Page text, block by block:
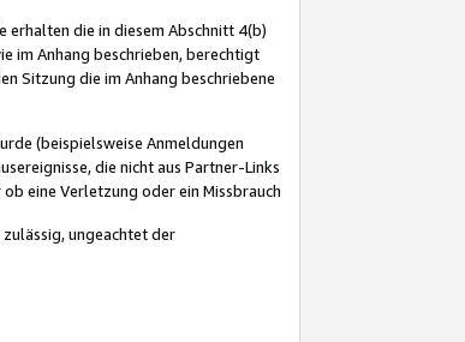
erhalten die in diesem Abschnitt 4(b)
im Anhang beschrieben, berechtigt
Sitzung die im Anhang beschriebene
(beispielsweise Anmeldungen
die nicht aus Partner-Links
eine Verletzung oder ein Missbrauch
ungeachtet der